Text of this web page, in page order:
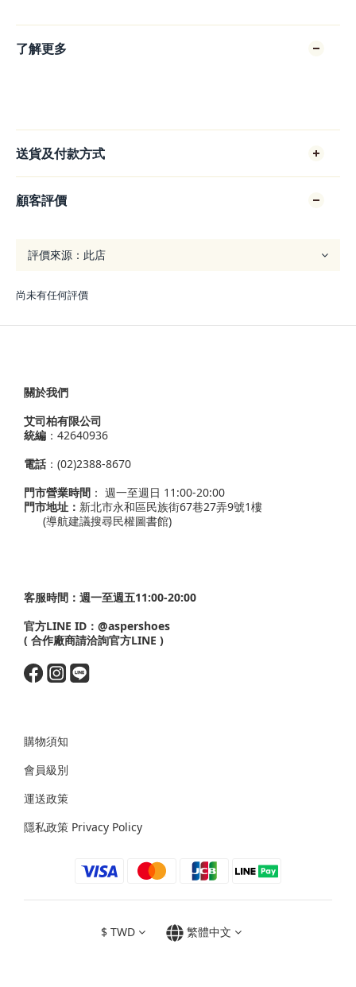
了解更多
送貨及付款方式
顧客評價
尚未有任何評價
關於我們
艾司柏有限公司
統編 ：42640936
電話：(02)2388-8670
門市營業時間 ： 週一至週日 11:00-20:00
門市地址： 新北市永和區民族街67巷27弄9號1樓
(導航建議搜尋民權圖書館)
客服時間：週一至週五11:00-20:00
官方LINE ID： @aspershoes
( 合作廠商請洽詢官方LINE )
購物須知
會員級別
運送政策
隱私政策 Privacy Policy
$ TWD 繁體中文